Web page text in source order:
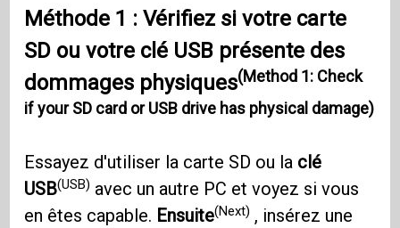
Méthode 1 : Vérifiez si votre carte
SD ou votre clé USB présente des
dommages physiques(Method 1: Check
if your SD card or USB drive has physical damage)
Essayez d'utiliser la carte SD ou la clé
USB(USB) avec un autre PC et voyez si vous
en êtes capable. Ensuite(Next) , insérez une